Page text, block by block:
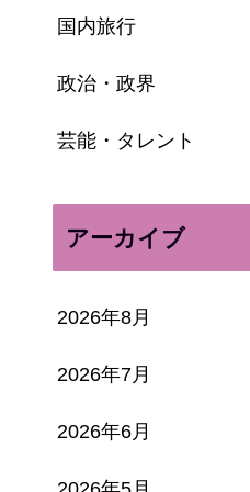
国内旅行
政治・政界
芸能・タレント
アーカイブ
2026年8月
2026年7月
2026年6月